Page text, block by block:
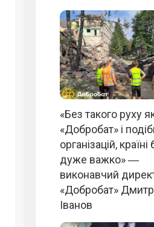
«Без такого руху
«Добробат» і
організацій,
дуже важко» ―
виконавчий
«Добробат»
Іванов